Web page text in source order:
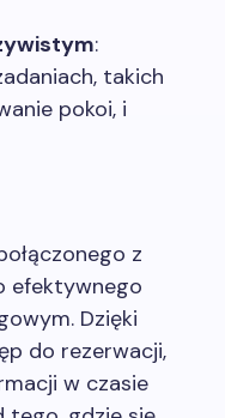
:
takich
pokoi, i
z
efektywnego
Dzięki
do rezerwacji,
w czasie